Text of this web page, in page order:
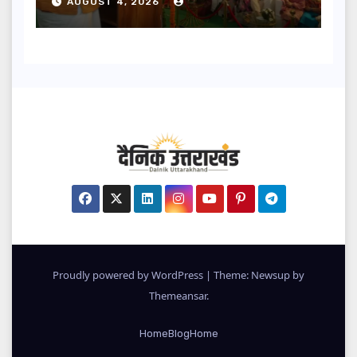
Proudly powered by WordPress | Theme: Newsup by
Themeansar.
HomeBlogHome